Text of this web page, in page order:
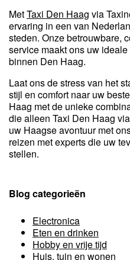
MetTaxi Den Haag via
ervaring in een van
steden. Onze betrouwbare,
service maakt ons uw
binnen Den Haag.
Laat ons de stress van het
stijl en comfort naar uw
Haag met de unieke
die alleen Taxi Den Haag
uw Haagse avontuur met
reizen met experts die uw
stellen.
Blog categorieën
Electronica
Eten en drinken
Hobby en vrije tijd
Huis, tuin en wonen